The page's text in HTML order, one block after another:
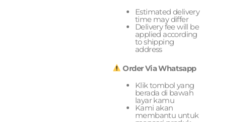
Estimated delivery
time may differ
Delivery fee will be
applied according
to shipping
address
Order Via Whatsapp
Klik tombol yang
berada di bawah
layar kamu
Kami akan
membantu untuk